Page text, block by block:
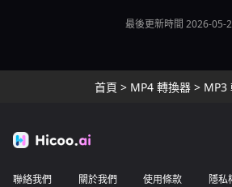
最後更新時間 2026-05-
首頁 > MP4 轉換器> MP3
聯絡我們 關於我們 使用條款 隱私